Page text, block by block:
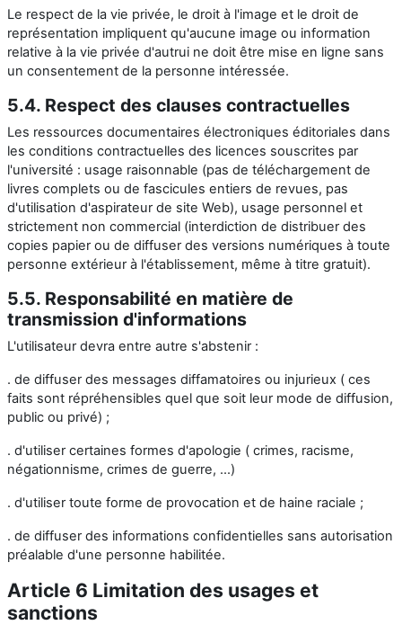
Le respect de la vie privée, le droit à l'image et le droit de
représentation impliquent qu'aucune image ou information
relative à la vie privée d'autrui ne doit être mise en ligne sans
un consentement de la personne intéressée.
5.4. Respect des clauses contractuelles
Les ressources documentaires électroniques éditoriales dans
les conditions contractuelles des licences souscrites par
l'université : usage raisonnable (pas de téléchargement de
livres complets ou de fascicules entiers de revues, pas
d'utilisation d'aspirateur de site Web), usage personnel et
strictement non commercial (interdiction de distribuer des
copies papier ou de diffuser des versions numériques à toute
personne extérieur à l'établissement, même à titre gratuit).
5.5. Responsabilité en matière de
transmission d'informations
L'utilisateur devra entre autre s'abstenir :
. de diffuser des messages diffamatoires ou injurieux ( ces
faits sont répréhensibles quel que soit leur mode de diffusion,
public ou privé) ;
. d'utiliser certaines formes d'apologie ( crimes, racisme,
négationnisme, crimes de guerre, ...)
. d'utiliser toute forme de provocation et de haine raciale ;
. de diffuser des informations confidentielles sans autorisation
préalable d'une personne habilitée.
Article 6 Limitation des usages et
sanctions